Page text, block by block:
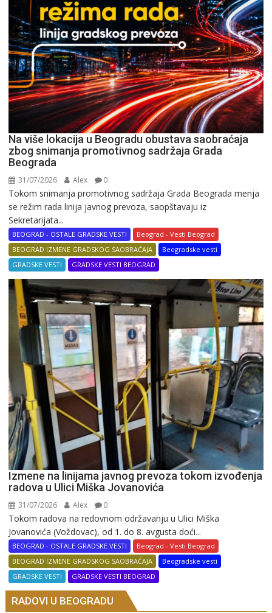
Na više lokacija u Beogradu obustava saobraćaja
zbog snimanja promotivnog sadržaja Grada
Beograda
31/07/2026 Alex 0
Tokom snimanja promotivnog sadržaja Grada Beograda menja
se režim rada linija javnog prevoza, saopštavaju iz
Sekretarijata...
BEOGRAD - OSTALE GRADSKE VESTI
Beograd - Vesti Beograd
BEOGRAD IZMENE GRADSKOG SAOBRAĆAJA
Beogradske vesti
GRADSKE VESTI
GRADSKE VESTI BEOGRAD
Izmene na linijama javnog prevoza tokom izvođenja
radova u Ulici Miška Jovanovića
31/07/2026 Alex 0
Tokom radova na redovnom održavanju u Ulici Miška
Jovanovića (Voždovac), od 1. do 8. avgusta doći...
BEOGRAD - OSTALE GRADSKE VESTI
Beograd - Vesti Beograd
BEOGRAD IZMENE GRADSKOG SAOBRAĆAJA
Beogradske vesti
GRADSKE VESTI
GRADSKE VESTI BEOGRAD
RADOVI U BEOGRADU